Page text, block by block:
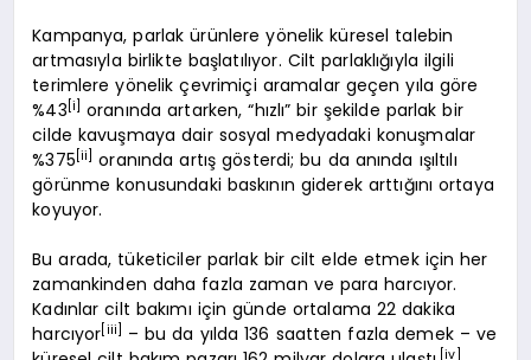
Kampanya, parlak ürünlere yönelik küresel talebin
artmasıyla birlikte başlatılıyor. Cilt parlaklığıyla ilgili
terimlere yönelik çevrimiçi aramalar geçen yıla göre
%43 [i]
oranında artarken, “hızlı” bir şekilde parlak bir
cilde kavuşmaya dair sosyal medyadaki konuşmalar
%375 [ii]
oranında artış gösterdi; bu da anında ışıltılı
görünme konusundaki baskının giderek arttığını ortaya
koyuyor.
Bu arada, tüketiciler parlak bir cilt elde etmek için her
zamankinden daha fazla zaman ve para harcıyor.
Kadınlar cilt bakımı için günde ortalama 22 dakika
harcıyor [iii]
– bu da yılda 136 saatten fazla demek – ve
[iv]